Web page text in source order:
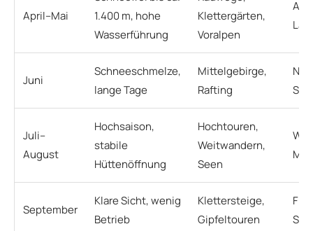
April–Mai
1.400 m, hohe
Wasserführung
Klettergärten,
Voralpen
Juni
Schneeschmelze,
lange Tage
Mittelgebirge,
Rafting
Juli–
August
Hochsaison,
stabile
Hüttenöffnung
Hochtouren,
Weitwandern,
Seen
September
Klare Sicht, wenig
Betrieb
Klettersteige,
Gipfeltouren